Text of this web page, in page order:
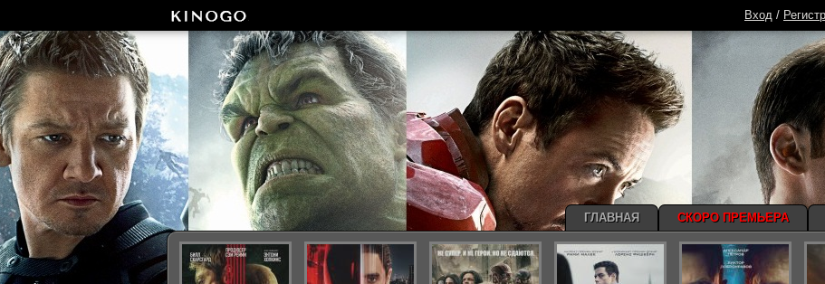
Вход /
ГЛАВНАЯ СКОРО ПРЕМЬЕРА